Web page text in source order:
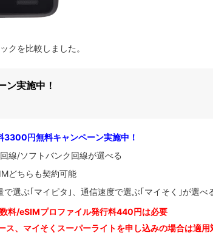
クを比較しました。
実施中！
3300円無料キャンペーン実施中！
線/ソフトバンク回線が選べる
どちらも契約可能
で選ぶ｢マイピタ｣、通信速度で選ぶ｢マイそく｣が選べ
料/eSIMプロファイル発行料440円は必要
、マイそくスーパーライトを申し込みの場合は適用